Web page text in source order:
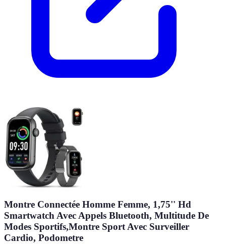
Montre Connectée Homme Femme, 1,75'' Hd
Smartwatch Avec Appels Bluetooth, Multitude De
Modes Sportifs,Montre Sport Avec Surveiller
Cardio, Podometre